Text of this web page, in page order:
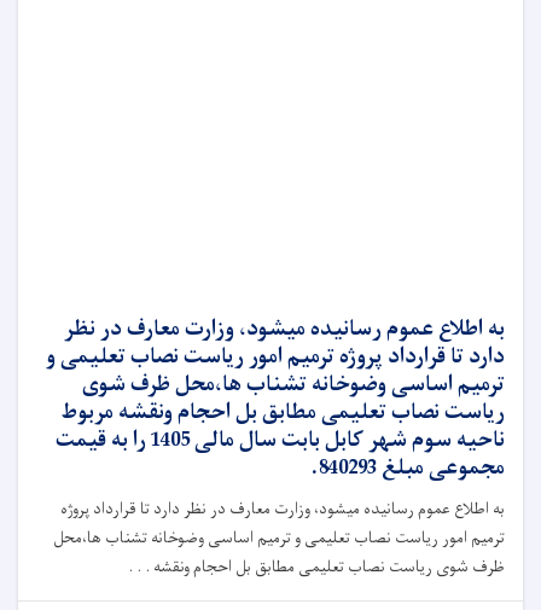
به اطلاع عموم رسانیده میشود، وزارت معارف در نظر
دارد تا قرارداد پروژه ترمیم امور ریاست نصاب تعلیمی و
ترمیم اساسی وضوخانه تشناب ها،محل ظرف شوی
ریاست نصاب تعلیمی مطابق بل احجام ونقشه مربوط
ناحیه سوم شهر کابل بابت سال مالی 1405 را به قیمت
مجموعی مبلغ 840293.
به اطلاع عموم رسانیده میشود، وزارت معارف در نظر دارد تا قرارداد پروژه
ترمیم امور ریاست نصاب تعلیمی و ترمیم اساسی وضوخانه تشناب ها،محل
ظرف شوی ریاست نصاب تعلیمی مطابق بل احجام ونقشه . . .